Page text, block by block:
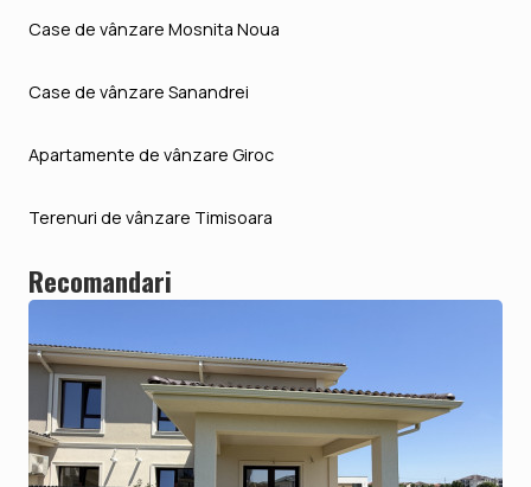
Case de vânzare Mosnita Noua
Case de vânzare Sanandrei
Apartamente de vânzare Giroc
Terenuri de vânzare Timisoara
Recomandari